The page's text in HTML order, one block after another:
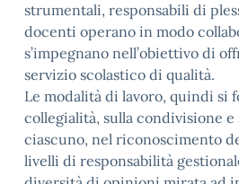
strumentali, responsabili di
docenti operano in modo
s’impegnano nell’obiettivo di
servizio scolastico di qualità.
Le modalità di lavoro, quindi si
collegialità, sulla condivisione e
ciascuno, nel riconoscimento
livelli di responsabilità